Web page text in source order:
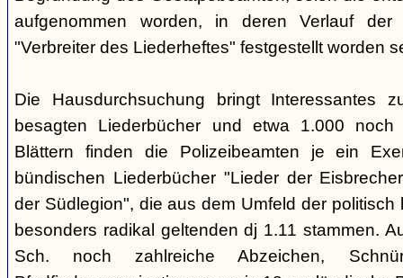
aufgenommen worden, in deren Verlauf der
"Verbreiter des Liederheftes" festgestellt worden
Die Hausdurchsuchung bringt Interessantes
besagten Liederbücher und etwa 1.000 noch
Blättern finden die Polizeibeamten je ein
bündischen Liederbücher "Lieder der
der Südlegion", die aus dem Umfeld der
besonders radikal geltenden dj 1.11 stammen.
Sch. noch zahlreiche Abzeichen,